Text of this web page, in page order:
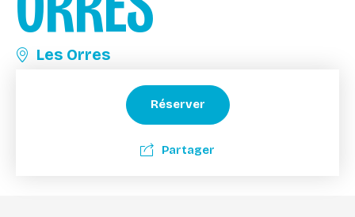
Les Orres
Réserver
Partager